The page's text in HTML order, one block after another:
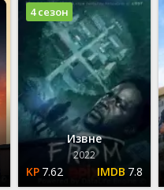
Извне
2022
7.62 7.8
4 сезон